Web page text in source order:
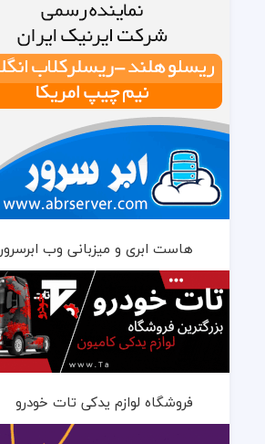
هاست ابری و میزبانی وب ابرسرور
فروشگاه لوازم یدکی تات خودرو